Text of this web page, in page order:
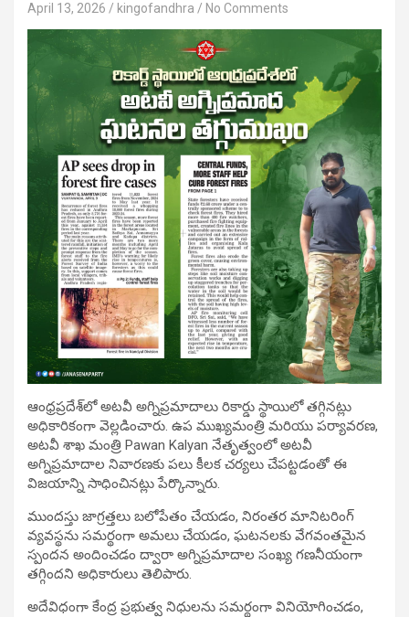
April 13, 2026 kingofandhra No Comments
ఆంధ్రప్రదేశ్‌లో అటవీ అగ్నిప్రమాదాలు రికార్డు స్థాయిలో తగ్గినట్లు
అధికారికంగా వెల్లడించారు. ఉప ముఖ్యమంత్రి మరియు పర్యావరణ,
అటవీ శాఖ మంత్రి Pawan Kalyan నేతృత్వంలో అటవీ
అగ్నిప్రమాదాల నివారణకు పలు కీలక చర్యలు చేపట్టడంతో ఈ
విజయాన్ని సాధించినట్లు పేర్కొన్నారు.
ముందస్తు జాగ్రత్తలు బలోపేతం చేయడం, నిరంతర మానిటరింగ్
వ్యవస్థను సమర్థంగా అమలు చేయడం, ఘటనలకు వేగవంతమైన
స్పందన అందించడం ద్వారా అగ్నిప్రమాదాల సంఖ్య గణనీయంగా
తగ్గిందని అధికారులు తెలిపారు.
అదేవిధంగా కేంద్ర ప్రభుత్వ నిధులను సమర్థంగా వినియోగించడం,